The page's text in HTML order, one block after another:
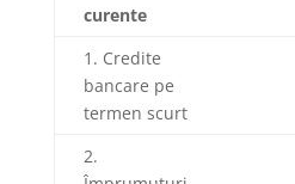
curente
1. Credite
bancare pe
termen scurt
2.